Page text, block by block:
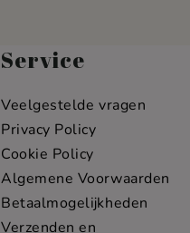
Service
Veelgestelde vragen
Privacy Policy
Cookie Policy
Algemene Voorwaarden
Betaalmogelijkheden
Verzenden en